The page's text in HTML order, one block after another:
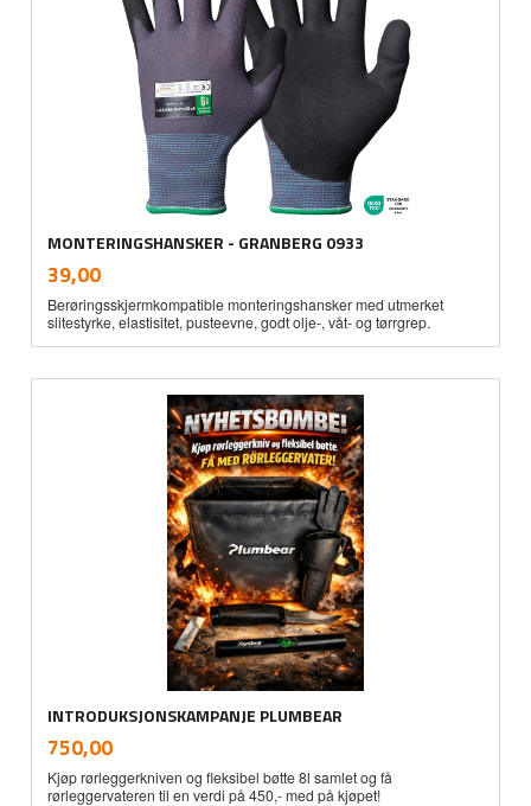
MONTERINGSHANSKER - GRANBERG 0933
Pris
39,00mva.
Berøringsskjermkompatible monteringshansker med utmerket
slitestyrke, elastisitet, pusteevne, godt olje-, våt- og tørrgrep.
INTRODUKSJONSKAMPANJE PLUMBEAR
Pris
750,00mva.
Kjøp rørleggerkniven og fleksibel bøtte 8l samlet og få
rørleggervateren til en verdi på 450,- med på kjøpet!